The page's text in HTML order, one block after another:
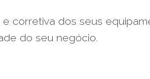
corretiva dos seus
do seu negócio.